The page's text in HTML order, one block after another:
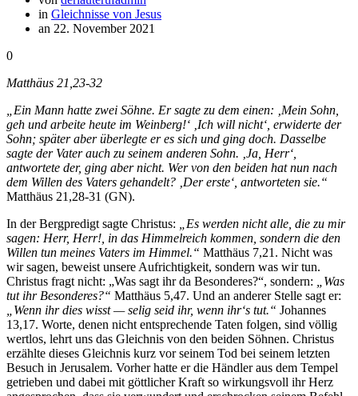
in Gleichnisse von Jesus
an 22. November 2021
0
Matthäus 21,23-32
„Ein Mann hatte zwei Söhne. Er sagte zu dem einen: ‚Mein Sohn,
geh und arbeite heute im Weinberg!‘ ‚Ich will nicht‘, erwiderte der
Sohn; später aber überlegte er es sich und ging doch. Dasselbe
sagte der Vater auch zu seinem anderen Sohn. ‚Ja, Herr‘,
antwortete der, ging aber nicht. Wer von den beiden hat nun nach
dem Willen des Vaters gehandelt? ‚Der erste‘, antworteten sie.“
Matthäus 21,28-31 (GN).
In der Bergpredigt sagte Christus:
„Es werden nicht alle, die zu mir
sagen: Herr, Herr!, in das Himmelreich kommen, sondern die den
Willen tun meines Vaters im Himmel.“ Matthäus 7,21. Nicht was
wir sagen, beweist unsere Aufrichtigkeit, sondern was wir tun.
Christus fragt nicht: „Was sagt ihr da Besonderes?“, sondern:
„Was
tut ihr Besonderes?“ Matthäus 5,47. Und an anderer Stelle sagt er:
„Wenn ihr dies wisst — selig seid ihr, wenn ihr‘s tut.“ Johannes
13,17. Worte, denen nicht entsprechende Taten folgen, sind völlig
wertlos, lehrt uns das Gleichnis von den beiden Söhnen. Christus
erzählte dieses Gleichnis kurz vor seinem Tod bei seinem letzten
Besuch in Jerusalem. Vorher hatte er die Händler aus dem Tempel
getrieben und dabei mit göttlicher Kraft so wirkungsvoll ihr Herz